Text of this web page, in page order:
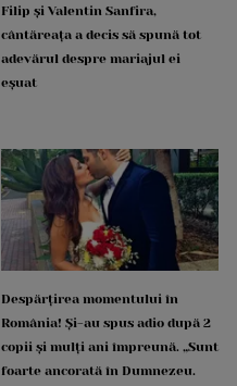
Filip și Valentin Sanfira,
cântăreața a decis să spună tot
adevărul despre mariajul ei
eșuat
Despărțirea momentului în
România! Și-au spus adio după 2
copii și mulți ani împreună. „Sunt
foarte ancorată în Dumnezeu.